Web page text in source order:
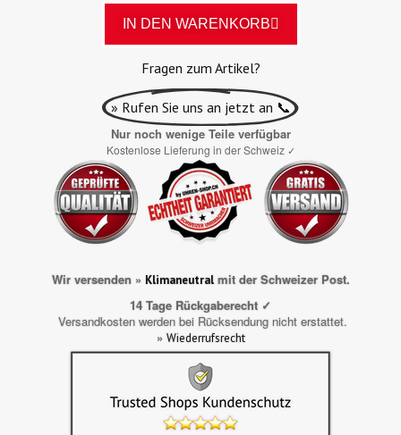
IN DEN WARENKORB
Fragen zum Artikel?
» Rufen Sie uns an jetzt an 📞
Nur noch wenige Teile verfügbar
Kostenlose Lieferung in der Schweiz ✓
Wir versenden » Klimaneutralmit der Schweizer Post.
14 Tage Rückgaberecht ✓
Versandkosten werden bei Rücksendung nicht erstattet.
» Wiederrufsrecht